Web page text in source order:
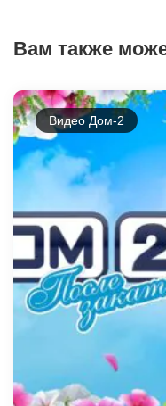
Вам также
Видео Дом-2